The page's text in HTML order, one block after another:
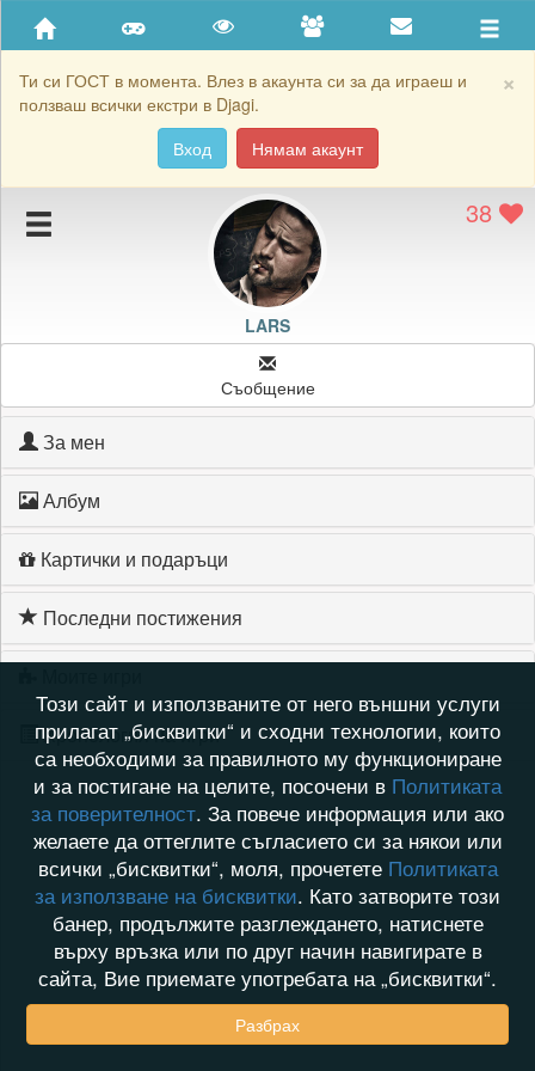
×
Ти си ГОСТ в момента. Влез в акаунта си за да играеш и
ползваш всички екстри в Djagi.
Вход
Нямам акаунт
Приятели
Хронология на игри
Подаръците на LARS 38
LARS
Съобщение
За мен
Албум
Картички и подаръци
Последни постижения
Хронология на игри
Този сайт и използваните от него външни услуги
прилагат „бисквитки“ и сходни технологии, които
са необходими за правилното му функциониране
и за постигане на целите, посочени в Политиката
за поверителност. За повече информация или ако
желаете да оттеглите съгласието си за някои или
всички „бисквитки“, моля, прочетете Политиката
за използване на бисквитки. Като затворите този
банер, продължите разглеждането, натиснете
върху връзка или по друг начин навигирате в
сайта, Вие приемате употребата на „бисквитки“.
Разбрах